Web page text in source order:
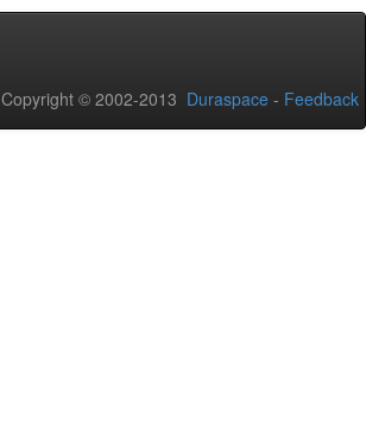
Copyright © 2002-2013 Duraspace - Feedback